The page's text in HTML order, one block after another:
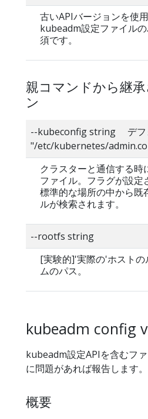
古いAPIバージョンを使
kubeadm設定ファイル
須です。
親コマンドから継
ン
--kubeconfig string デフ
"/etc/kubernetes/
クラスターと通信する
ファイル。フラグが設定
標準的な場所の中から
ルが検索されます。
--rootfs string
[実験的]'実際の'ホスト
ムのパス。
kubeadm config
kubeadm設定APIを含むフ
に問題があれば報告します。
概要